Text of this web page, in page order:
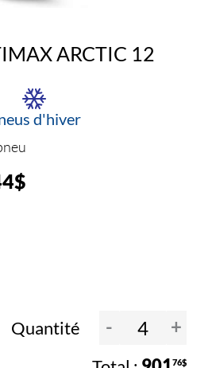
ARCTIC 12
d'hiver
Quantité - +
76$